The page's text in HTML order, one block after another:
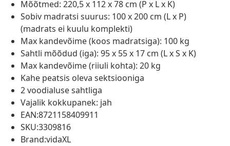
Mõõtmed: 220,5 x 112 x 78 cm (P x L x K)
Sobiv madratsi suurus: 100 x 200 cm (L x P)
(madrats ei kuulu komplekti)
Max kandevõime (koos madratsiga): 100 kg
Sahtli mõõdud (iga): 95 x 55 x 17 cm (L x S x K)
Max kandevõime (riiuli kohta): 20 kg
Kahe peatsis oleva sektsiooniga
2 voodialuse sahtliga
Vajalik kokkupanek: jah
EAN:8721158409911
SKU:3309816
Brand:vidaXL